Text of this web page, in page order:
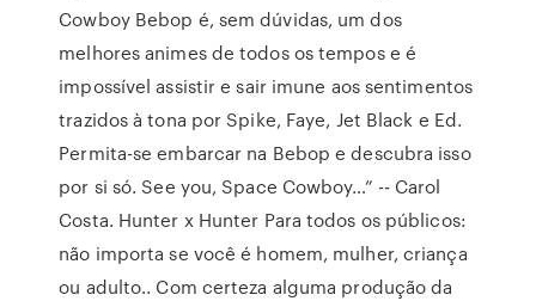
Cowboy Bebop é, sem dúvidas, um dos
melhores animes de todos os tempos e é
impossível assistir e sair imune aos sentimentos
trazidos à tona por Spike, Faye, Jet Black e Ed.
Permita-se embarcar na Bebop e descubra isso
por si só. See you, Space Cowboy…” -- Carol
Costa. Hunter x Hunter Para todos os públicos:
não importa se você é homem, mulher, criança
ou adulto.. Com certeza alguma produção da